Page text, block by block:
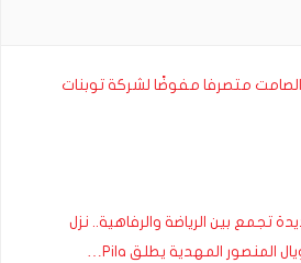
متصرفا مفوضًا لشركة توبنات
تجمع بين الرياضة والرفاهية.. نزل